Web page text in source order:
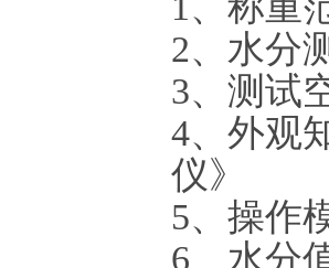
2、水分
3、测试
4、外观
仪》
5、操作
6、水分